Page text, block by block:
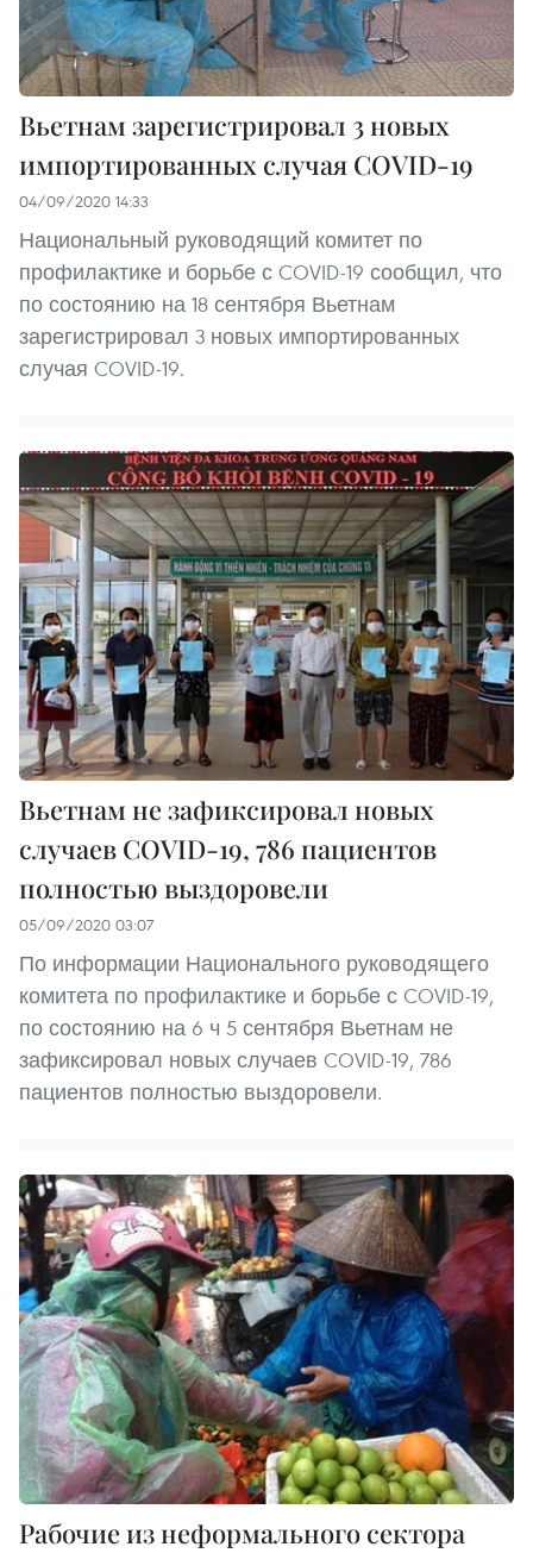
Вьетнам зарегистрировал 3 новых
импортированных случая COVID-19
04/09/2020 14:33
Национальный руководящий комитет по
профилактике и борьбе с COVID-19 сообщил, что
по состоянию на 18 сентября Вьетнам
зарегистрировал 3 новых импортированных
случая COVID-19.
Вьетнам не зафиксировал новых
случаев COVID-19, 786 пациентов
полностью выздоровели
05/09/2020 03:07
По информации Национального руководящего
комитета по профилактике и борьбе с COVID-19,
по состоянию на 6 ч 5 сентября Вьетнам не
зафиксировал новых случаев COVID-19, 786
пациентов полностью выздоровели.
Рабочие из неформального сектора